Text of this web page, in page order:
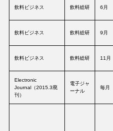
飲料ビジネス 飲料総研 6月
飲料ビジネス 飲料総研 9月
飲料ビジネス 飲料総研 11月
Electronic
Journal（2015.3廃
刊）
電子ジャ
ーナル
毎月